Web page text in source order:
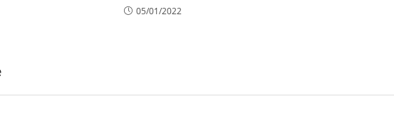
05/01/2022